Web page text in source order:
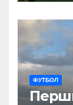
ФУТБОЛ